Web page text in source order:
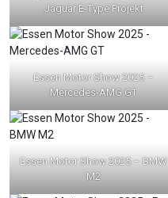
Jaguar E-Type Projekt
Essen Motor Show 2025 –
Mercedes-AMG GT
Essen Motor Show 2025 – BMW
M2